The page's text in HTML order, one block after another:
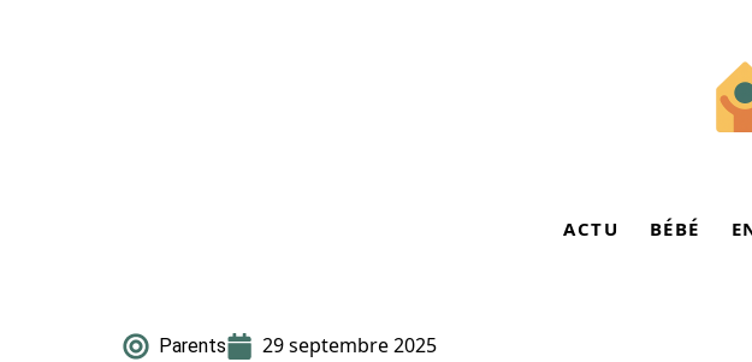
ACTU BÉBÉ
Parents 29 septembre 2025